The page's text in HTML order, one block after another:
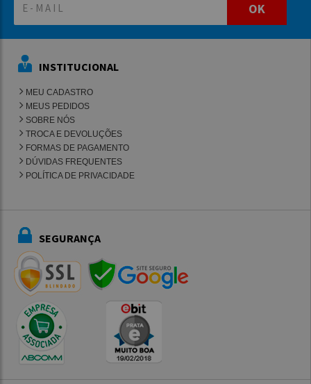
OK
INSTITUCIONAL
MEU CADASTRO
MEUS PEDIDOS
SOBRE NÓS
TROCA E DEVOLUÇÕES
FORMAS DE PAGAMENTO
DÚVIDAS FREQUENTES
POLÍTICA DE PRIVACIDADE
SEGURANÇA